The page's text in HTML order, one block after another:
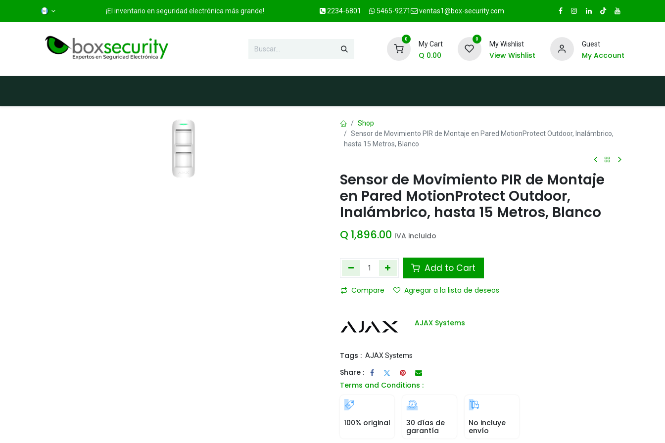
¡El inventario en seguridad electrónica más grande! 2234-6801 5465-9271 ventas1@box-security.com
0
My Cart
Q 0.00
0
My Wishlist
View Wishlist
Guest
My Account
Shop
Sensor de Movimiento PIR de Montaje en Pared MotionProtect Outdoor, Inalámbrico,
hasta 15 Metros, Blanco
Sensor de Movimiento PIR de Montaje
en Pared MotionProtect Outdoor,
Inalámbrico, hasta 15 Metros, Blanco
Q 1,896.00 IVA incluido
Add to Cart
Compare Agregar a la lista de deseos
AJAX Systems
Tags : AJAX Systems
Share :
Terms and Conditions :
100% original
30 días de
garantía
No incluye
envío